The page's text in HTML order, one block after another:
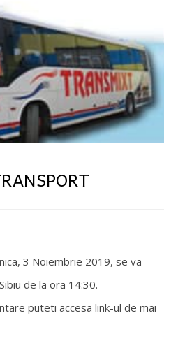
3 Noiembrie 2019, se va
de la ora 14:30.
puteti accesa link-ul de mai